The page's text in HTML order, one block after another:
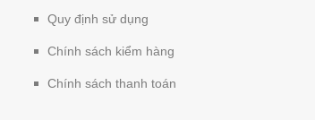
Quy định sử dụng
Chính sách kiểm hàng
Chính sách thanh toán